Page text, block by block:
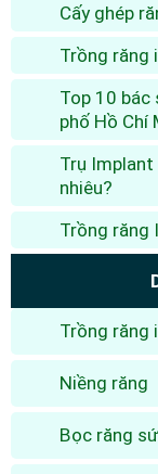
Cấy ghép
Trồng răng
Top 10
phố Hồ Chí
Trụ Implant
nhiêu?
Trồng răng
Trồng răng
Niềng răng
Bọc răng sứ